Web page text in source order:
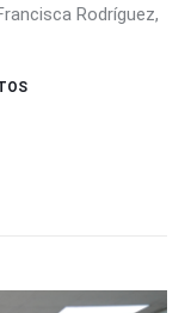
Rodríguez,